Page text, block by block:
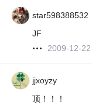
star598388532
JF
2009-12-22
jjxoyzy
顶！！！